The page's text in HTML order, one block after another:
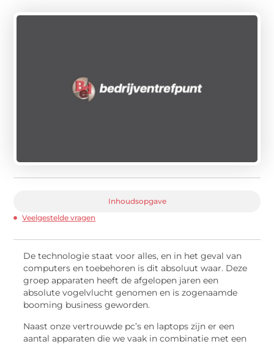
Inhoudsopgave
Veelgestelde vragen
De technologie staat voor alles, en in het geval van
computers en toebehoren is dit absoluut waar. Deze
groep apparaten heeft de afgelopen jaren een
absolute vogelvlucht genomen en is zogenaamde
booming business geworden.
Naast onze vertrouwde pc’s en laptops zijn er een
aantal apparaten die we vaak in combinatie met een